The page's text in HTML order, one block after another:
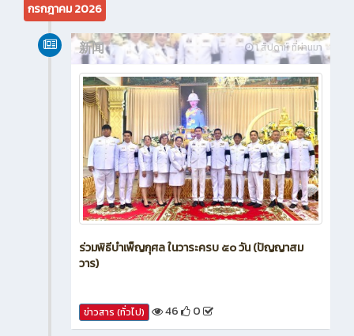
กรกฎาคม 2026
1 สัปดาห์ ที่ผ่านมา
新闻
ร่วมพิธีบำเพ็ญกุศล ในวาระครบ ๕๐ วัน (ปัญญาสม
วาร)
ข่าวสาร (ทั่วไป) 46 0